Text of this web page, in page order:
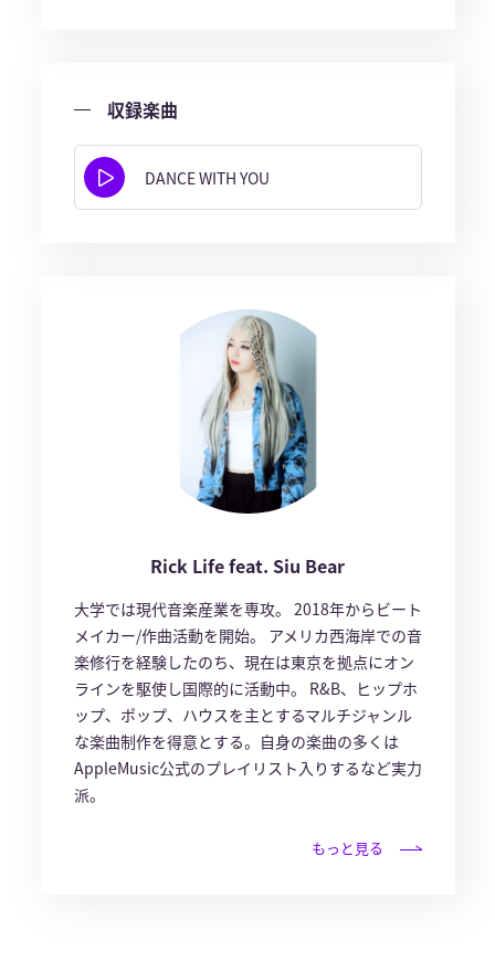
収録楽曲
DANCE WITH YOU
Rick Life feat. Siu Bear
大学では現代音楽産業を専攻。 2018年からビート
メイカー/作曲活動を開始。 アメリカ西海岸での音
楽修行を経験したのち、現在は東京を拠点にオン
ラインを駆使し国際的に活動中。 R&B、ヒップホ
ップ、ポップ、ハウスを主とするマルチジャンル
な楽曲制作を得意とする。自身の楽曲の多くは
AppleMusic公式のプレイリスト入りするなど実力
派。
もっと見る